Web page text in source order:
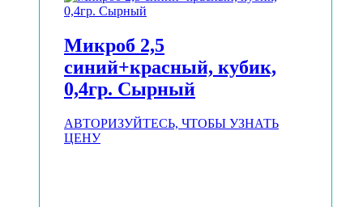
Микроб 2,5
синий+красный, кубик,
0,4гр. Сырный
АВТОРИЗУЙТЕСЬ, ЧТОБЫ УЗНАТЬ
ЦЕНУ